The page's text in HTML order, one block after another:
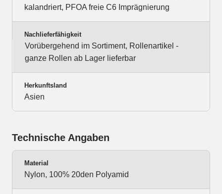
kalandriert, PFOA freie C6 Imprägnierung
Nachlieferfähigkeit
Vorübergehend im Sortiment, Rollenartikel -
ganze Rollen ab Lager lieferbar
Herkunftsland
Asien
Technische Angaben
Material
Nylon, 100% 20den Polyamid